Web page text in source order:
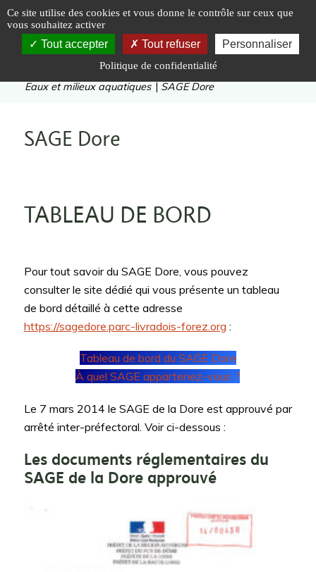
Accueil | Valoriser |
Eaux et milieux aquatiques | SAGE Dore
SAGE Dore
TABLEAU DE BORD
Pour tout savoir du SAGE Dore, vous pouvez
consulter le site dédié qui vous présente un tableau
de bord détaillé à cette adresse
https://sagedore.parc-livradois-forez.org :
Tableau de bord du SAGE Dore
À quel SAGE appartenez-vous ?
Le 7 mars 2014 le SAGE de la Dore est approuvé par
arrêté inter-préfectoral. Voir ci-dessous :
Les documents réglementaires du
SAGE de la Dore approuvé
Panneau de gestion des cookies
Ce site utilise des cookies et vous donne le contrôle sur ceux que
vous souhaitez activer
Tout accepter Tout refuser Personnaliser
Politique de confidentialité